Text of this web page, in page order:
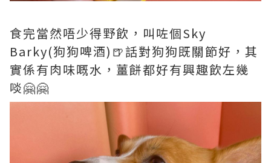
食完當然唔少得野飲，叫咗個Sky
Barky(狗狗啤酒)🍺話對狗狗既關節好，其
實係有肉味嘅水，薑餅都好有興趣飲左幾
啖🤗🤗